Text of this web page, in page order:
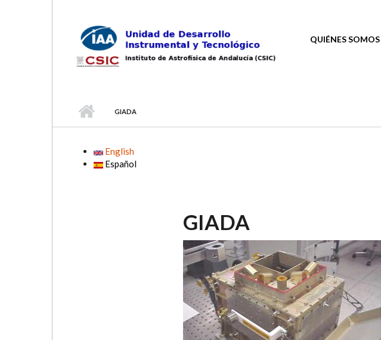
MAIN
QUIÉNES SOMOS
GIADA
English
Español
GIADA